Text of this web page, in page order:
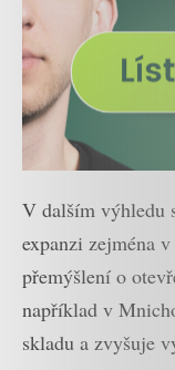
V dalším výhledu
expanzi zejména
přemýšlení o
například v
skladu a zvyšuje